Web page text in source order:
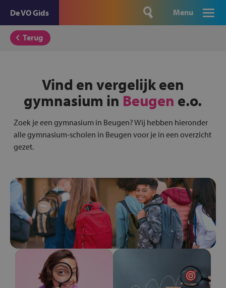
De VO Gids Menu
Terug
Vind en vergelijk een
gymnasium in Beugen e.o.
Zoek je een gymnasium in Beugen? Wij hebben hieronder
alle gymnasium-scholen in Beugen voor je in een overzicht
gezet.